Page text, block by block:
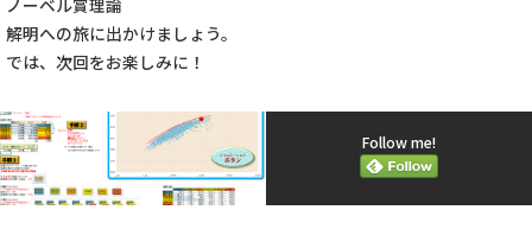
解明への旅に出かけましょう。
では、次回をお楽しみに！
Follow me!